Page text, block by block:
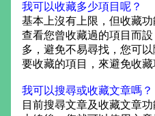
我可以收藏多少項目呢？
基本上沒有上限，但收藏
查看您曾收藏過的項目而
多，避免不易尋找，您可
要收藏的項目，來避免收藏
我可以搜尋或收藏文章嗎？
目前搜尋文章及收藏文章